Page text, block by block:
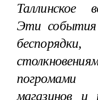
Таллинское
Эти события
беспорядки,
магазинов и